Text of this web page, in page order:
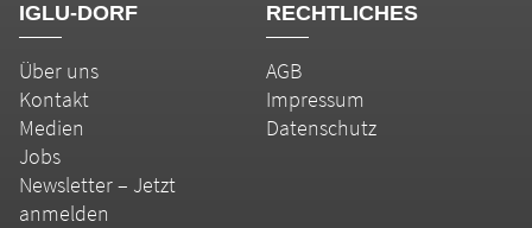
IGLU-DORF
Über uns
Kontakt
Medien
Jobs
Newsletter – Jetzt
anmelden
RECHTLICHES
AGB
Impressum
Datenschutz